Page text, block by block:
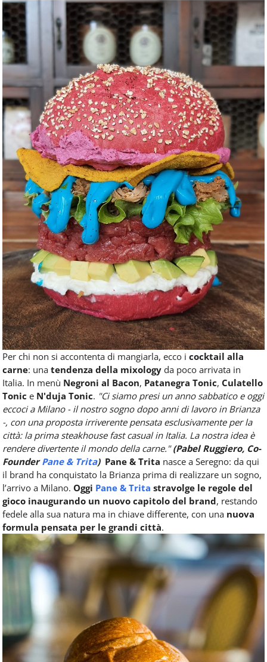
Per chi non si accontenta di mangiarla, ecco i cocktail alla
carne: una tendenza della mixology da poco arrivata in
Italia. In menù Negroni al Bacon, Patanegra Tonic, Culatello
Tonic e N'duja Tonic. "Ci siamo presi un anno sabbatico e oggi
eccoci a Milano - il nostro sogno dopo anni di lavoro in Brianza
-, con una proposta irriverente pensata esclusivamente per la
città: la prima steakhouse fast casual in Italia. La nostra idea è
rendere divertente il mondo della carne." (Pabel Ruggiero, Co-
FounderPane & Trita) Pane & Trita nasce a Seregno: da qui
il brand ha conquistato la Brianza prima di realizzare un sogno,
l’arrivo a Milano. Oggi Pane & Trita stravolge le regole del
gioco inaugurando un nuovo capitolo del brand, restando
fedele alla sua natura ma in chiave differente, con una nuova
formula pensata per le grandi città.